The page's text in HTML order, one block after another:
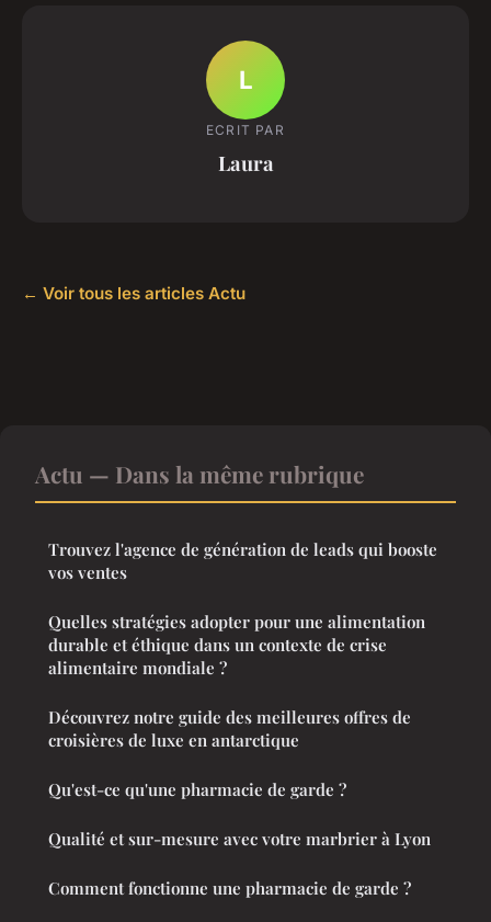
L
ECRIT PAR
Laura
← Voir tous les articles Actu
Actu — Dans la même rubrique
Trouvez l'agence de génération de leads qui booste
vos ventes
Quelles stratégies adopter pour une alimentation
durable et éthique dans un contexte de crise
alimentaire mondiale ?
Découvrez notre guide des meilleures offres de
croisières de luxe en antarctique
Qu'est-ce qu'une pharmacie de garde ?
Qualité et sur-mesure avec votre marbrier à Lyon
Comment fonctionne une pharmacie de garde ?